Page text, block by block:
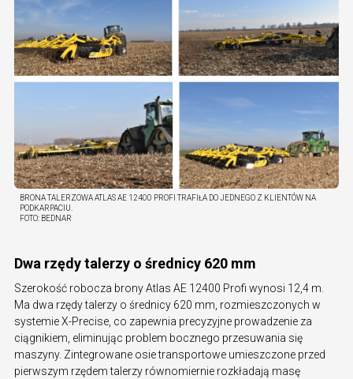
BRONA TALERZOWA ATLAS AE 12400 PROFI TRAFIŁA DO JEDNEGO Z KLIENTÓW NA
PODKARPACIU.
FOTO: BEDNAR
Dwa rzędy talerzy o średnicy 620 mm
Szerokość robocza brony Atlas AE 12400 Profi wynosi 12,4 m.
Ma dwa rzędy talerzy o średnicy 620 mm, rozmieszczonych w
systemie X-Precise, co zapewnia precyzyjne prowadzenie za
ciągnikiem, eliminując problem bocznego przesuwania się
maszyny. Zintegrowane osie transportowe umieszczone przed
pierwszym rzędem talerzy równomiernie rozkładają masę